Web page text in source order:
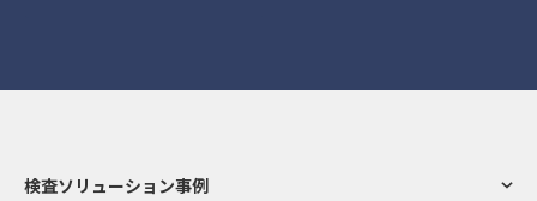
検査ソリューション事例